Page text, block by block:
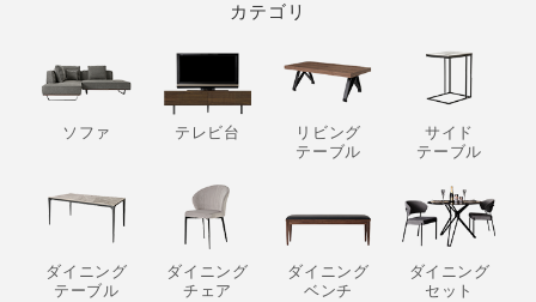
カテゴリ
ソファ テレビ台
リビング
テーブル
サイド
テーブル
ダイニング
テーブル
ダイニング
チェア
ダイニング
ベンチ
ダイニング
セット